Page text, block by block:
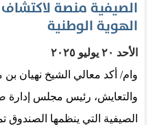
أنحاء العالم. كما أرحب بشكل
خان، اللذين يشكّل حضورهما
التزام المشاركين بتمكين
المتسارعة في عالمنا. لقد
الصيفية منصة
الهوية الوطنية
الأحد ٢٠ يوليو ٢٠٢٥
وام/ أكد معالي الشيخ نهيان بن
والتعايش، رئيس مجلس إدارة
الصيفية التي ينظمها الصندوق